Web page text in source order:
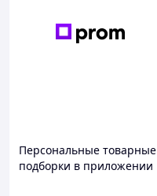
Персональные товарные
подборки в приложении